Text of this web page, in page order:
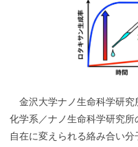
金沢大学ナノ生命科学研究
化学系／ナノ生命科学研究
自在に変えられる絡み合い分